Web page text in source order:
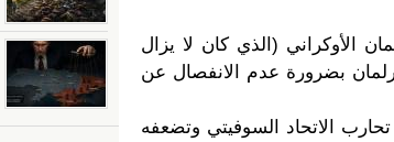
الأوكراني (الذي كان لا يزال
بضرورة عدم الانفصال عن
الاتحاد السوفيتي وتضعفه